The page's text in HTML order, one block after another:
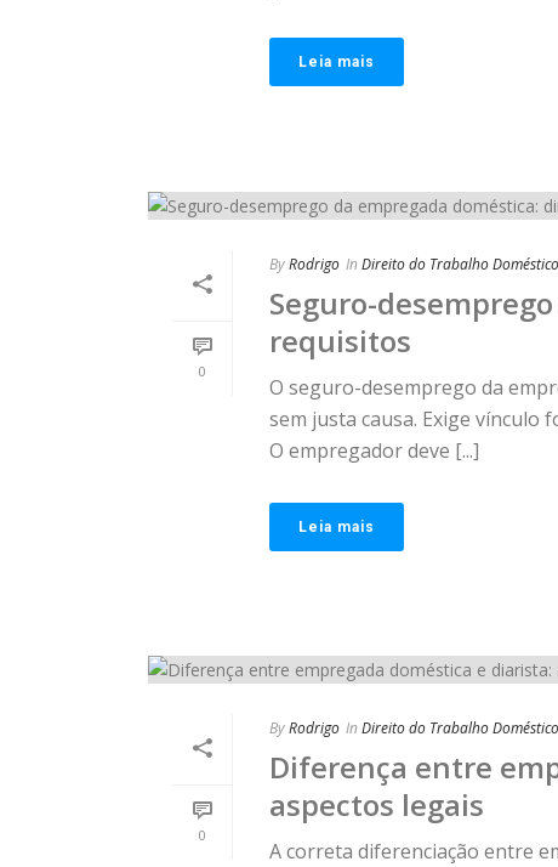
Leia mais
0
ByRodrigo In Direito do Trabalho Doméstico
Seguro-
requisitos
O seguro-desemprego da
sem justa causa. Exige vínculo
O empregador deve [...]
Leia mais
0
ByRodrigo In Direito do Trabalho Doméstico
Diferença entre
aspectos legais
A correta diferenciação entre